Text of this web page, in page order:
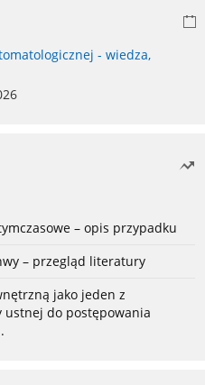
- wiedza,
– opis przypadku
– przegląd literatury
jako jeden z
do postępowania